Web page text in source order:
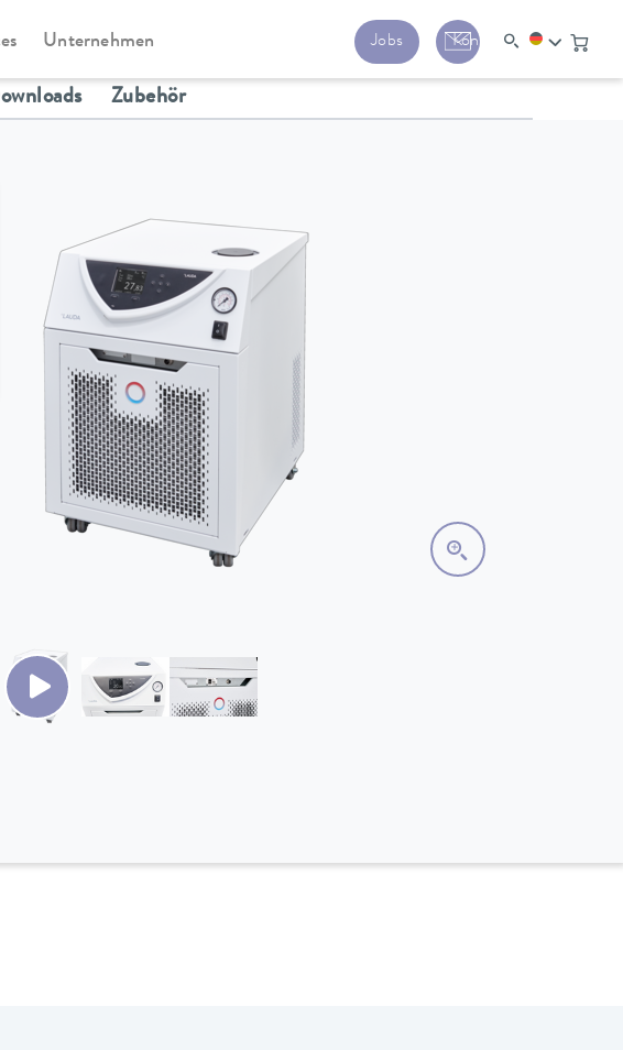
Unternehmen Jobs Kontakt
Zubehör